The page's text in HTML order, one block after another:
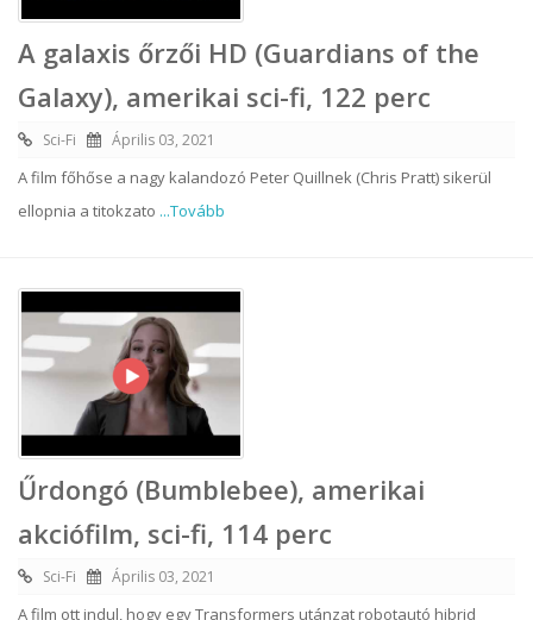
A galaxis őrzői HD (Guardians of the
Galaxy), amerikai sci-fi, 122 perc
Sci-Fi Április 03, 2021
A film főhőse a nagy kalandozó Peter Quillnek (Chris Pratt) sikerül
ellopnia a titokzato ...Tovább
Űrdongó (Bumblebee), amerikai
akciófilm, sci-fi, 114 perc
Sci-Fi Április 03, 2021
A film ott indul, hogy egy Transformers utánzat robotautó hibrid